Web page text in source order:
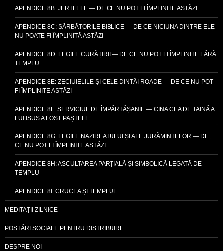
APENDICE 8B: JERTFELE — DE CE NU POT FI ÎMPLINITE ASTĂZI
APENDICE 8C: SĂRBĂTORILE BIBLICE — DE CE NICIUNA DINTRE ELE
NU POATE FI ÎMPLINITĂ ASTĂZI
APENDICE 8D: LEGILE CURĂȚIRII — DE CE NU POT FI ÎMPLINITE FĂRĂ
TEMPLU
APENDICE 8E: ZECIUIELILE ȘI CELE DINTÂI ROADE — DE CE NU POT
FI ÎMPLINITE ASTĂZI
APENDICE 8F: SERVICIUL DE ÎMPĂRTĂȘANIE — CINA CEA DE TAINĂ A
LUI ISUS A FOST PAȘTELE
APENDICE 8G: LEGILE NAZIREATULUI ȘI ALE JURĂMINTELOR — DE
CE NU POT FI ÎMPLINITE ASTĂZI
APENDICE 8H: ASCULTAREA PARȚIALĂ ȘI SIMBOLICĂ LEGATĂ DE
TEMPLU
APENDICE 8I: CRUCEA ȘI TEMPLUL
MEDITAȚII ZILNICE
POSTĂRI SOCIALE PENTRU DISTRIBUIRE
DESPRE NOI